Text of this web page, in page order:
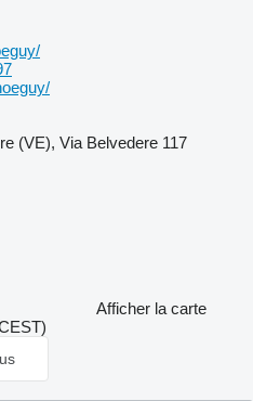
(VE), Via Belvedere 117
Afficher la carte